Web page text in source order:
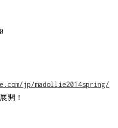
jp/madollie2014spring/
開！